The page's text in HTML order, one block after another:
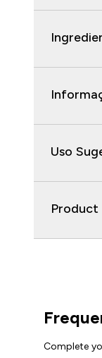
Uso
Product
Complete